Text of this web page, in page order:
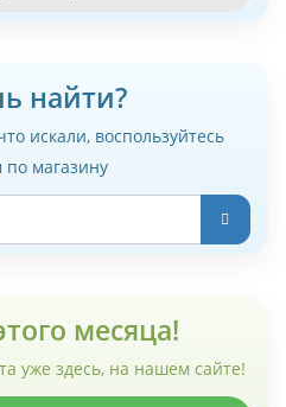
найти?
искали, воспользуйтесь
по магазину
месяца!
уже здесь, на нашем сайте!